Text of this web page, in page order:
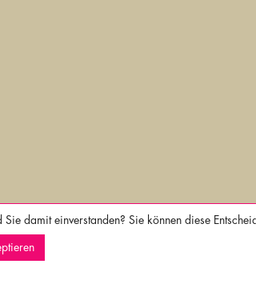
damit einverstanden? Sie können diese